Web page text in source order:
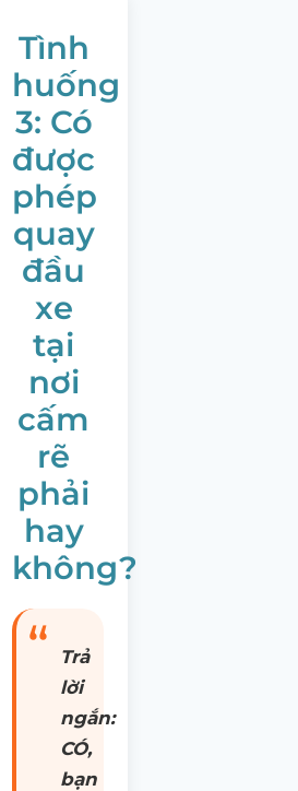
Tình
huống
3: Có
được
phép
quay
đầu
xe
tại
nơi
cấm
rẽ
phải
hay
không?
Trả
lời
ngắn:
CÓ,
bạn